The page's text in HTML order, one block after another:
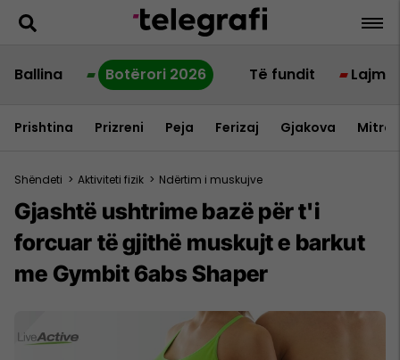
Ballina Botërori 2026 Të fundit Lajme
Prishtina Prizreni Peja Ferizaj Gjakova
Shëndeti > Aktiviteti fizik > Ndërtim i muskujve
Gjashtë ushtrime bazë për t'i
forcuar të gjithë muskujt e barkut
me Gymbit 6abs Shaper